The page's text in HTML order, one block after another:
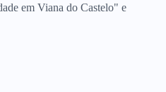
em Viana do Castelo" e